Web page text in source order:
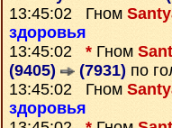
13:45:02 Гном
здоровья
13:45:02 * Гном
(9405)
(7931) по
13:45:02 Гном
здоровья